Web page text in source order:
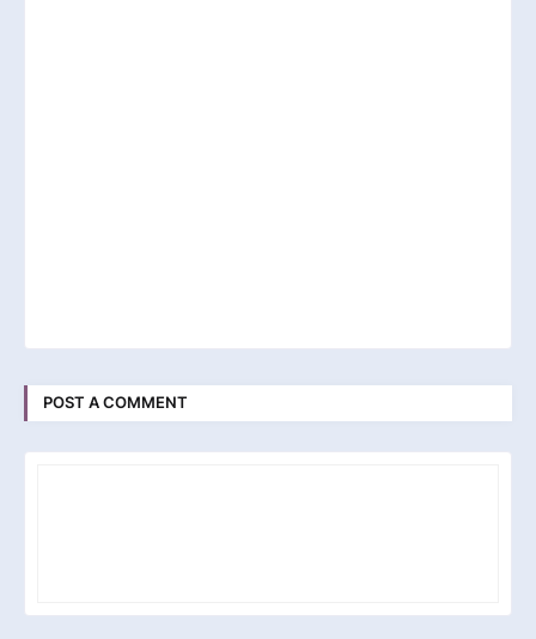
POST A COMMENT